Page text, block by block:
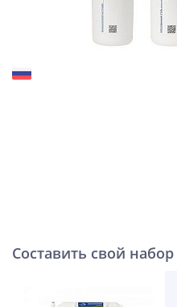
Составить свой набор